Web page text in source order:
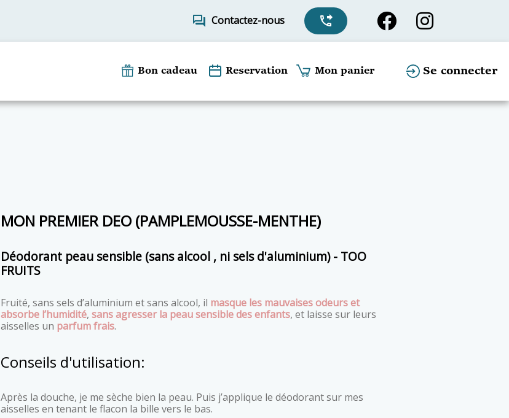
forum Contactez-nous phone_forwarded
Bon cadeau Reservation Mon panier Se connecter
MON PREMIER DEO (PAMPLEMOUSSE-MENTHE)
Déodorant peau sensible (sans alcool , ni sels d'aluminium) - TOO
FRUITS
Fruité, sans sels d’aluminium et sans alcool, il masque les mauvaises odeurs et
absorbe l’humidité, sans agresser la peau sensible des enfants, et laisse sur leurs
aisselles un parfum frais.
Conseils d'utilisation:
Après la douche, je me sèche bien la peau. Puis j’applique le déodorant sur mes
aisselles en tenant le flacon la bille vers le bas.